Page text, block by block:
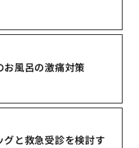
風呂の激痛対策
と救急受診を検討す